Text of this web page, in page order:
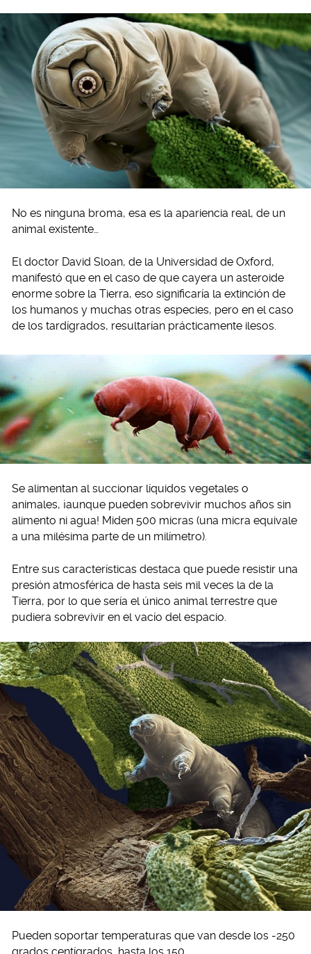
No es ninguna broma, esa es la apariencia real, de un
animal existente…
El doctor David Sloan, de la Universidad de Oxford,
manifestó que en el caso de que cayera un asteroide
enorme sobre la Tierra, eso significaría la extinción de
los humanos y muchas otras especies, pero en el caso
de los tardígrados, resultarían prácticamente ilesos.
Se alimentan al succionar líquidos vegetales o
animales, ¡aunque pueden sobrevivir muchos años sin
alimento ni agua! Miden 500 micras (una micra equivale
a una milésima parte de un milímetro).
Entre sus características destaca que puede resistir una
presión atmosférica de hasta seis mil veces la de la
Tierra, por lo que sería el único animal terrestre que
pudiera sobrevivir en el vacío del espacio.
Pueden soportar temperaturas que van desde los -250
grados centígrados, hasta los 150.